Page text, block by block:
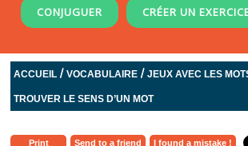
CONJUGUER CRÉER UN
ACCUEIL /VOCABULAIRE /JEUX AVEC LES
TROUVER LE SENS D’UN MOT
Print Send to a friend I found a mistake !